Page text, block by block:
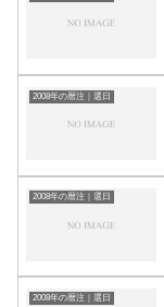
2008年の暦注｜選日
2008年の暦注｜選日
2008年の暦注｜選日